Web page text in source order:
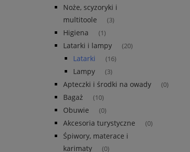
Noże, scyzoryki i
multitoole
(3)
Higiena (1)
Latarki i lampy (20)
Latarki (16)
Lampy (3)
Apteczki i środki na owady (0)
Bagaż (10)
Obuwie (0)
Akcesoria turystyczne (0)
Śpiwory, materace i
karimaty
(0)